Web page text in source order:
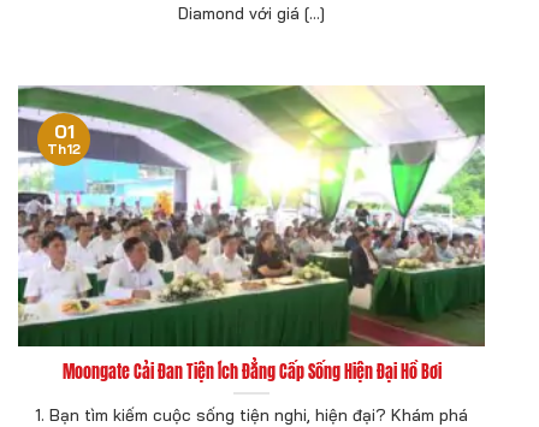
Diamond với giá [...]
Moongate Cải Đan Tiện Ích Đẳng Cấp Sống Hiện Đại Hồ Bơi
1. Bạn tìm kiếm cuộc sống tiện nghi, hiện đại? Khám phá
01
Th12